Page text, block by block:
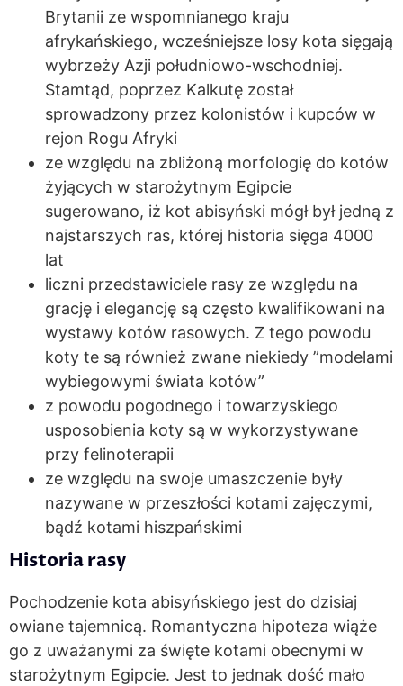
Brytanii ze wspomnianego kraju
afrykańskiego, wcześniejsze losy kota sięgają
wybrzeży Azji południowo-wschodniej.
Stamtąd, poprzez Kalkutę został
sprowadzony przez kolonistów i kupców w
rejon Rogu Afryki
ze względu na zbliżoną morfologię do kotów
żyjących w starożytnym Egipcie
sugerowano, iż kot abisyński mógł był jedną z
najstarszych ras, której historia sięga 4000
lat
liczni przedstawiciele rasy ze względu na
grację i elegancję są często kwalifikowani na
wystawy kotów rasowych. Z tego powodu
koty te są również zwane niekiedy ”modelami
wybiegowymi świata kotów”
z powodu pogodnego i towarzyskiego
usposobienia koty są w wykorzystywane
przy felinoterapii
ze względu na swoje umaszczenie były
nazywane w przeszłości kotami zajęczymi,
bądź kotami hiszpańskimi
Historia rasy
Pochodzenie kota abisyńskiego jest do dzisiaj
owiane tajemnicą. Romantyczna hipoteza wiąże
go z uważanymi za święte kotami obecnymi w
starożytnym Egipcie. Jest to jednak dość mało